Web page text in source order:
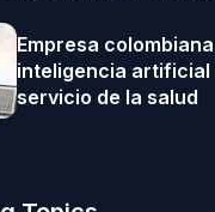
Empresa
inteligencia artificial
servicio de la salud